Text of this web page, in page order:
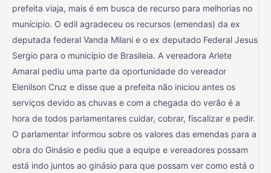
prefeita viaja, mais é em busca de recurso para melhorias no
munícipio. O edil agradeceu os recursos (emendas) da ex
deputada federal Vanda Milani e o ex deputado Federal Jesus
Sergio para o município de Brasileia. A vereadora Arlete
Amaral pediu uma parte da oportunidade do vereador
Elenilson Cruz e disse que a prefeita não iniciou antes os
serviços devido as chuvas e com a chegada do verão é a
hora de todos parlamentares cuidar, cobrar, fiscalizar e pedir.
O parlamentar informou sobre os valores das emendas para a
obra do Ginásio e pediu que a equipe e vereadores possam
está indo juntos ao ginásio para que possam ver como está o